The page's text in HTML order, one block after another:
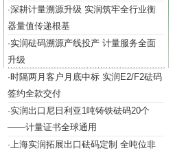
·深耕计量溯源升级 实润筑牢全行业衡
器量值传递根基
·实润砝码溯源产线投产 计量服务全面
升级
·时隔两月客户月底中标 实润E2/F2砝码
签约全款交付
·实润出口尼日利亚1吨铸铁砝码20个
——计量证书全球通用
·上海实润拓展出口砝码定制 全吨位非